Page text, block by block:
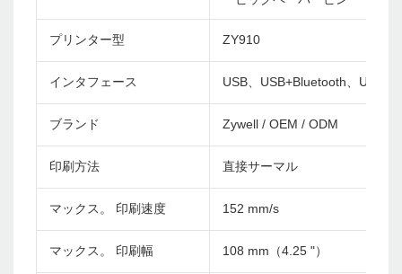
プリンター型 ZY910
インタフェース USB、USB+Bluetooth、
ブランド Zywell / OEM / ODM
印刷方法 直接サーマル
マックス。 印刷速度 152 mm/s
マックス。 印刷幅 108 mm（4.25 "）